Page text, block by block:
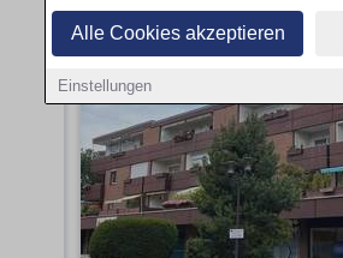
Alle Cookies akzeptieren
Einstellungen